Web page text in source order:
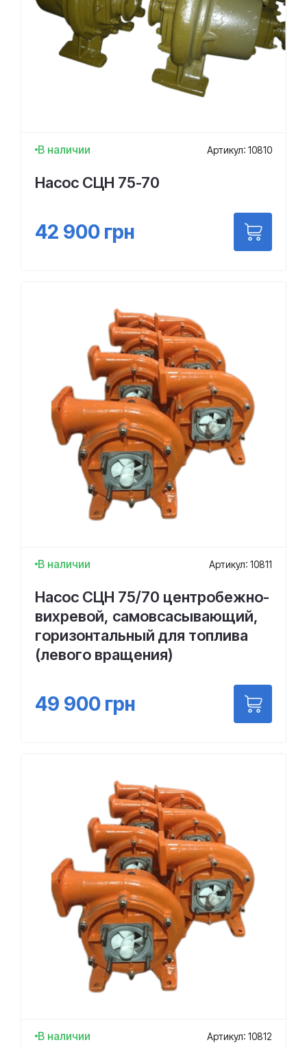
В наличии Артикул: 10810
Насос СЦН 75-70
42 900 грн
В наличии Артикул: 10811
Насос СЦН 75/70 центробежно-
вихревой, самовсасывающий,
горизонтальный для топлива
(левого вращения)
49 900 грн
В наличии Артикул: 10812